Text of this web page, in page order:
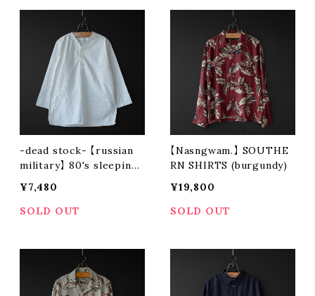
-dead stock- 【russian
military】 80's sleeping
¥7,480
SOLD OUT
【Nasngwam.】 SOUTHE
RN SHIRTS (burgundy)
¥19,800
SOLD OUT